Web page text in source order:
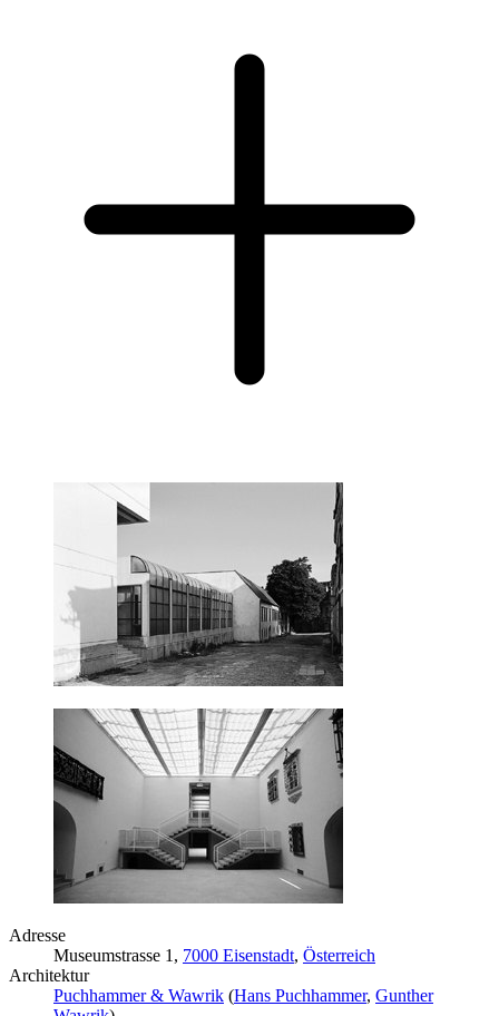
Adresse
Museumstrasse 1, 7000 Eisenstadt, Österreich
Architektur
Puchhammer & Wawrik (Hans Puchhammer, Gunther